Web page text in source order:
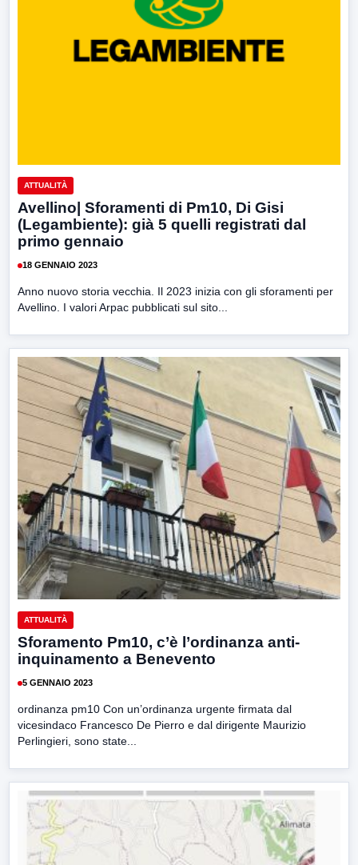
ATTUALITÀ
Avellino| Sforamenti di Pm10, Di Gisi
(Legambiente): già 5 quelli registrati dal
primo gennaio
18 GENNAIO 2023
Anno nuovo storia vecchia. Il 2023 inizia con gli sforamenti per
Avellino. I valori Arpac pubblicati sul sito...
ATTUALITÀ
Sforamento Pm10, c’è l’ordinanza anti-
inquinamento a Benevento
5 GENNAIO 2023
ordinanza pm10 Con un’ordinanza urgente firmata dal
vicesindaco Francesco De Pierro e dal dirigente Maurizio
Perlingieri, sono state...